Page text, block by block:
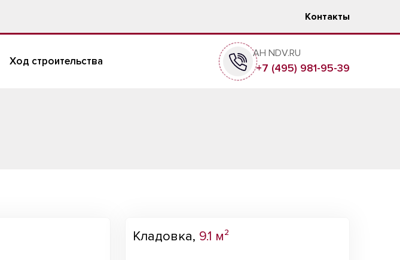
Контакты
Ход строительства
АН NDV.RU
+7 (495) 981-95-39
Кладовка, 9.1 м²